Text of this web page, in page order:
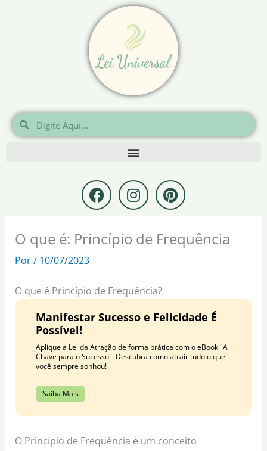
Pesquisar
Pesquisar
F
a
c
e
b
k
I
n
s
a
a
m
P
i
n
t
e
t
O que é: Princípio de Frequência
Por/ 10/07/2023
O que é Princípio de Frequência?
Manifestar Sucesso e Felicidade É
Possível!
Aplique a Lei da Atração de forma prática com o eBook "A
Chave para o Sucesso". Descubra como atrair tudo o que
você sempre sonhou!
Saiba Mais
O Princípio de Frequência é um conceito